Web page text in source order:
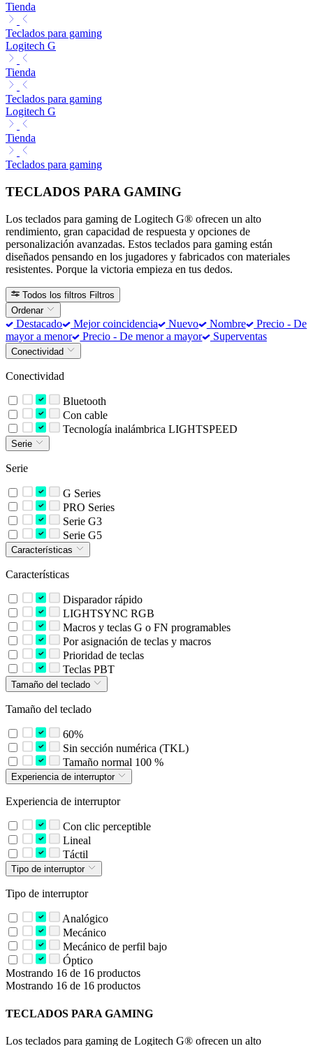
Tienda
Teclados para gaming
Logitech G
Tienda
Teclados para gaming
Logitech G
Tienda
Teclados para gaming
TECLADOS PARA GAMING
Los teclados para gaming de Logitech G® ofrecen un alto
rendimiento, gran capacidad de respuesta y opciones de
personalización avanzadas. Estos teclados para gaming están
diseñados pensando en los jugadores y fabricados con materiales
resistentes. Porque la victoria empieza en tus dedos.
Todos los filtros Filtros
Ordenar
Destacado Mejor coincidencia Nuevo Nombre
Precio - De
mayor a menor
Precio - De menor a mayor Superventas
Conectividad
Conectividad
Bluetooth
Con cable
Tecnología inalámbrica LIGHTSPEED
Serie
Serie
G Series
PRO Series
Serie G3
Serie G5
Características
Características
Disparador rápido
LIGHTSYNC RGB
Macros y teclas G o FN programables
Por asignación de teclas y macros
Prioridad de teclas
Teclas PBT
Tamaño del teclado
Tamaño del teclado
60%
Sin sección numérica (TKL)
Tamaño normal 100 %
Experiencia de interruptor
Experiencia de interruptor
Con clic perceptible
Lineal
Táctil
Tipo de interruptor
Tipo de interruptor
Analógico
Mecánico
Mecánico de perfil bajo
Óptico
Mostrando 16 de 16 productos
Mostrando 16 de 16 productos
TECLADOS PARA GAMING
Los teclados para gaming de Logitech G® ofrecen un alto